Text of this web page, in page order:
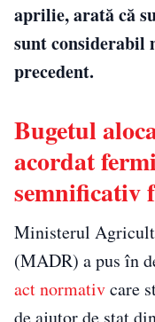
aprilie, arată că
sunt considerabil
precedent.
Bugetul
acordat
semnificativ
Ministerul
(MADR) a pus în
act normativcare
de ajutor de stat